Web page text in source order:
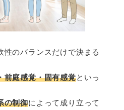
性のバランスだけで決まる
前庭感覚・固有感覚といっ
の制御によって成り立って